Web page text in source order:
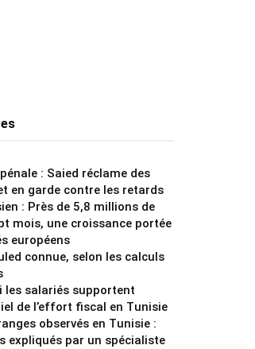
: Saied réclame des
en garde contre les retards
: Près de 5,8 millions de
mois, une croissance portée
européens
connue, selon les calculs
les salariés supportent
de l’effort fiscal en Tunisie
observés en Tunisie :
expliqués par un spécialiste